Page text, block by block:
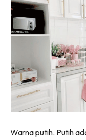
Sembang
Sembang
Tip
Tip Laman
Warna putih. Putih